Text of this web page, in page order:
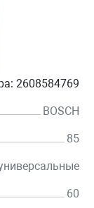
2608584769
BOSCH
85
60